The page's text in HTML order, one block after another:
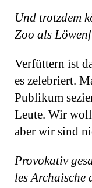
Und trotzdem
Zoo als
Verfüttern ist
es zelebriert.
Publikum
Leute. Wir
aber wir sind
Provokativ
les Archaische